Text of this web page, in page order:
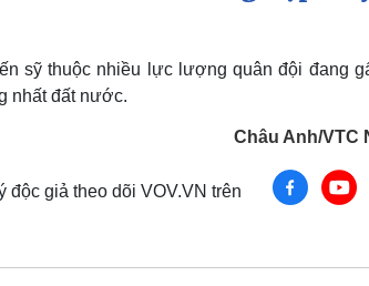
sỹ thuộc nhiều lực lượng quân đội đang
nhất đất nước.
Châu Anh/VTC
độc giả theo dõi VOV.VN trên